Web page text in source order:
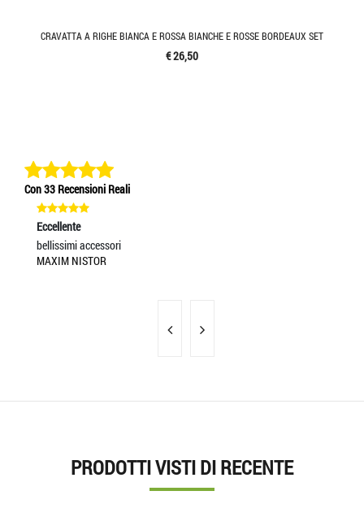
CRAVATTA A RIGHE BIANCA E ROSSA BIANCHE E ROSSE BORDEAUX SET
€ 26,50
Con 33 Recensioni Reali
Eccellente
bellissimi accessori
MAXIM NISTOR
PRODOTTI VISTI DI RECENTE